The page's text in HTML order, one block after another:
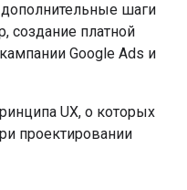
шаги
создание платной
Google Ads и
UX, о которых
проектировании